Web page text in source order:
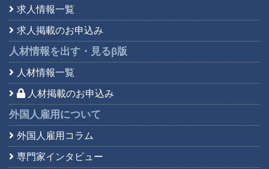
求人情報一覧
求人掲載のお申込み
人材情報を出す・見るβ版
人材情報一覧
人材掲載のお申込み
外国人雇用について
外国人雇用コラム
専門家インタビュー